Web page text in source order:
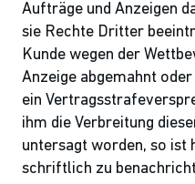
Aufträge und Anzeigen
sie Rechte Dritter
Kunde wegen der
Anzeige abgemahnt
ein
ihm die Verbreitung
untersagt worden, so ist
schriftlich zu